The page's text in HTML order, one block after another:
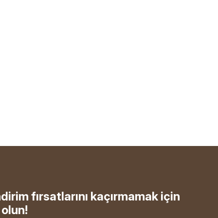
fırsatlarını kaçırmamak için